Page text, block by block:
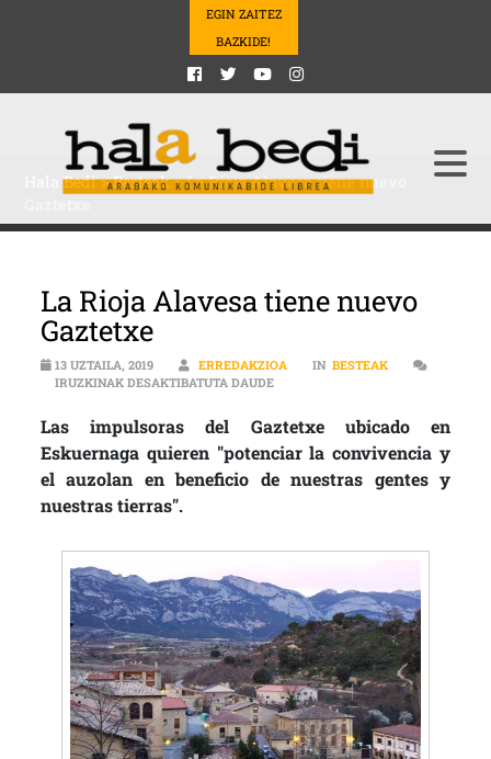
EGIN ZAITEZ
BAZKIDE!
Hala Bedi>Besteak>La Rioja Alavesa tiene nuevo
La Rioja Alavesa tiene nuevo
Gaztetxe
13 UZTAILA, 2019 ERREDAKZIOA IN BESTEAK
IRUZKINAK DESAKTIBATUTA DAUDELA RIOJA ALAVESA TIENE NUEVO
Las impulsoras del Gaztetxe ubicado en
Eskuernaga quieren "potenciar la convivencia y
el auzolan en beneficio de nuestras gentes y
nuestras tierras".